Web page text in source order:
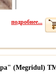
подробнее...
(Megridul)